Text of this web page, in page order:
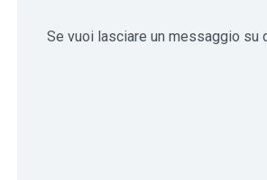
Se vuoi lasciare un messaggio su